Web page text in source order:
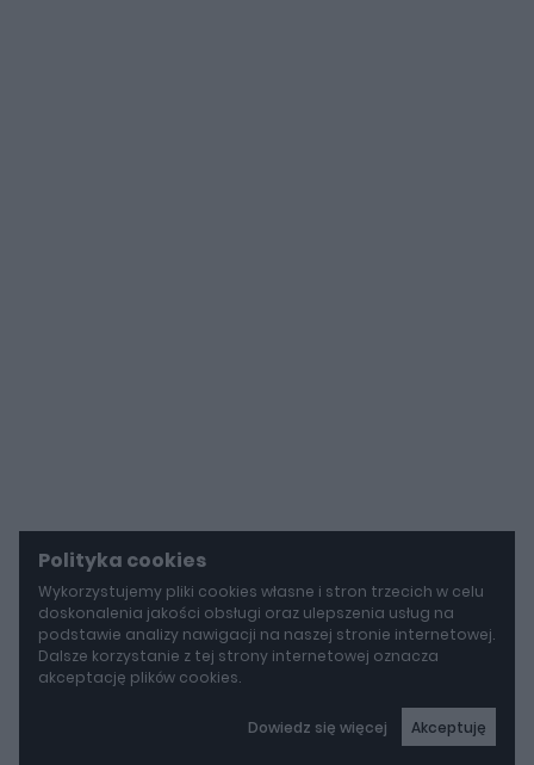
Polityka cookies
Wykorzystujemy pliki cookies własne i stron trzecich w celu
doskonalenia jakości obsługi oraz ulepszenia usług na
podstawie analizy nawigacji na naszej stronie internetowej.
Dalsze korzystanie z tej strony internetowej oznacza
akceptację plików cookies.
Dowiedz się więcej Akceptuję